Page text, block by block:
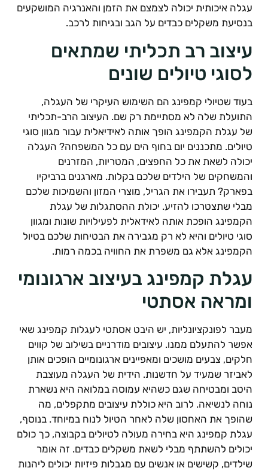
איכותית יכולה לצמצם את הזמן והאנרגיה המושקעים
משקלים כבדים על הגב ובגיחות לרכב.
רב תכליתי שמתאים
טיולים שונים
שטיולי קמפינג הם השימוש העיקרי של העגלה,
שלה לא מסתיימת רק שם. העיצוב הרב-תכליתי
עגלת הקמפינג הופך אותה לאידיאלית עבור מגוון סוגי
מתכננים יום בחוף הים עם כל המשפחה? העגלה
לשאת את כל החפצים, המטריות, המזרנים
של הילדים שלכם בקלות. מארגנים ברביקיו
תעבירו את הגריל, מוצרי המזון והשמיכות שלכם
שתצטרכו להזיע. יכולת ההסתגלות של עגלת
הופכת אותה לאידאלית לפעילויות שונות ומגוון
טיולים והיא לא רק מגבירה את הבטיחות שלכם בטיול
אלא גם משפרת את החוויה בכמה רמות.
קמפינג בעיצוב ארגונומי
אסתטי
לפונקציונליות, יש היבט אסתטי לעגלות קמפינג שאי
להתעלם ממנו. עיצובים מודרניים בשילוב של קווים
צבעים מושכים ומאפיינים ארגונומיים הופכים אותן
שמעיד על חדשנות. הידית של העגלה מעוצבת
ומבטיחה שגם כשהיא עמוסה במלואה היא נשארת
לנשיאה. לרוב היא כוללת עיצובים מתקפלים, מה
את האחסון שלה לאחר הטיול לנוח במיוחד. בנוסף,
קמפינג היא בחירה מעולה לטיולים בקבוצה, כך כולם
להשתתף מבלי לשאת משקלים כבדים. זה אומר
קשישים או אנשים עם מגבלות פיזיות יכולים ליהנות